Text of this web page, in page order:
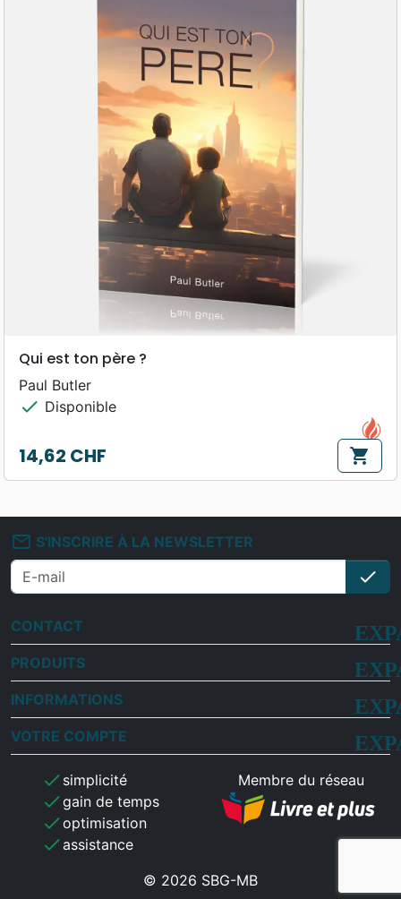
Qui est ton père ?
Paul Butler
check Disponible
Prix
14,62 CHF shopping_cart
mail_outline S'INSCRIRE À LA NEWSLETTER
check
CONTACT
PRODUITS
INFORMATIONS
VOTRE COMPTE
check simplicité
checkgain de temps
checkoptimisation
checkassistance
Membre du réseau
© 2026 SBG-MB